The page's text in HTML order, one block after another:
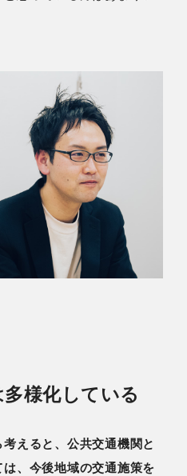
様化している
えると、公共交通機関と
、今後地域の交通施策を